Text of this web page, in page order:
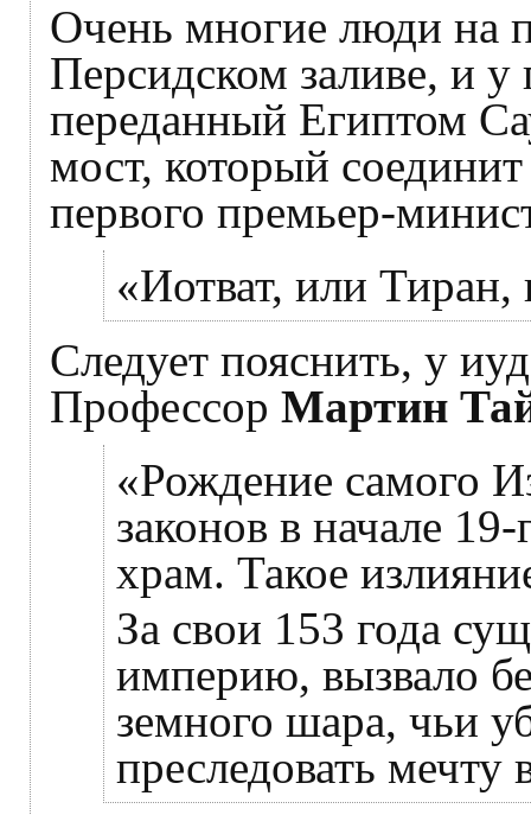
Очень многие люди на
Персидском заливе, и
переданный Египтом
мост, который
первого премьер-
«Иотват, или Тиран,
Следует пояснить, у
Профессор Мартин
«Рождение самого
законов в начале
храм. Такое
За свои 153 года
империю, вызвало
земного шара, чьи
преследовать